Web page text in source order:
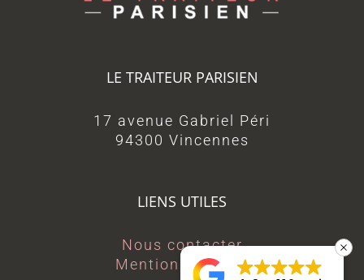
LE TRAITEUR PARISIEN
17 avenue Gabriel Péri
94300 Vincennes
LIENS UTILES
Nous contacter
Mentions légales